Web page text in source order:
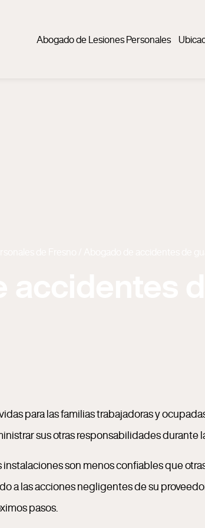
Abogado de Lesiones Personales
Abogado de accidentes de
accidentes
para las familias trabajadoras y
sus otras responsabilidades durante
son menos confiables que
a las acciones negligentes de su
pasos.